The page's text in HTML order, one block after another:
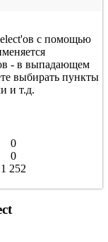
с помощью
- в выпадающем
выбирать пункты
и т.д.
0
0
1 252